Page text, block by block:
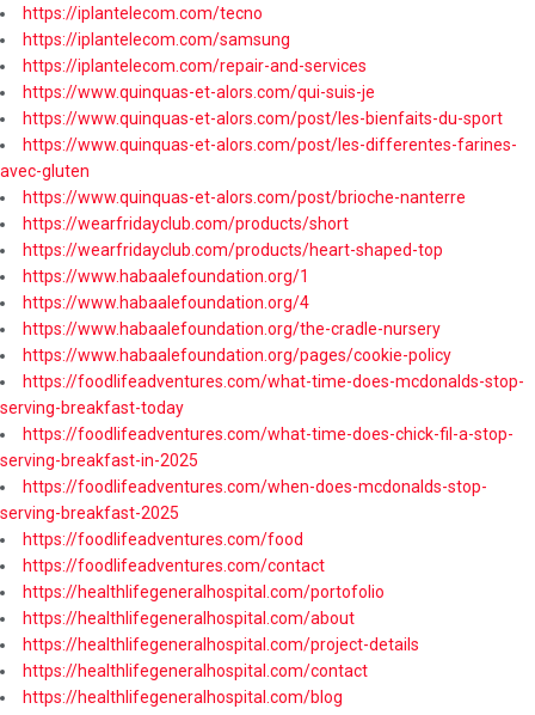
https://iplantelecom.com/tecno
https://iplantelecom.com/samsung
https://iplantelecom.com/repair-and-services
https://www.quinquas-et-alors.com/qui-suis-je
https://www.quinquas-et-alors.com/post/les-bienfaits-du-sport
https://www.quinquas-et-alors.com/post/les-differentes-farines-
avec-gluten
https://www.quinquas-et-alors.com/post/brioche-nanterre
https://wearfridayclub.com/products/short
https://wearfridayclub.com/products/heart-shaped-top
https://www.habaalefoundation.org/1
https://www.habaalefoundation.org/4
https://www.habaalefoundation.org/the-cradle-nursery
https://www.habaalefoundation.org/pages/cookie-policy
https://foodlifeadventures.com/what-time-does-mcdonalds-stop-
serving-breakfast-today
https://foodlifeadventures.com/what-time-does-chick-fil-a-stop-
serving-breakfast-in-2025
https://foodlifeadventures.com/when-does-mcdonalds-stop-
serving-breakfast-2025
https://foodlifeadventures.com/food
https://foodlifeadventures.com/contact
https://healthlifegeneralhospital.com/portofolio
https://healthlifegeneralhospital.com/about
https://healthlifegeneralhospital.com/project-details
https://healthlifegeneralhospital.com/contact
https://healthlifegeneralhospital.com/blog